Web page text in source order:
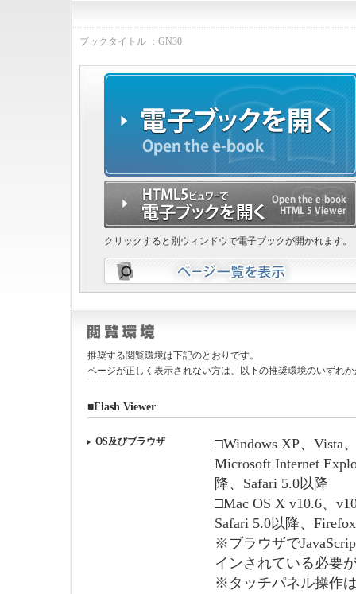
ブックタイトル ：GN30
クリックすると別ウィンドウで電子ブックが開かれます。
推奨する閲覧環境は下記のとおりです。
ページが正しく表示されない方は、以下の推奨環境のいずれ
■Flash Viewer
OS及びブラウザ
□Windows XP、Vista
Microsoft Internet
降、Safari 5.0以降
□Mac OS X v10.6、
Safari 5.0以降、
※ブラウザで
インされている必要
※タッチパネル操作